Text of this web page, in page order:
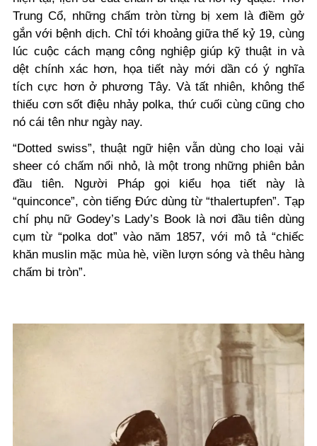
Trung Cổ, những chấm tròn từng bị xem là điềm gở
gắn với bệnh dịch. Chỉ tới khoảng giữa thế kỷ 19, cùng
lúc cuộc cách mạng công nghiệp giúp kỹ thuật in và
dệt chính xác hơn, họa tiết này mới dần có ý nghĩa
tích cực hơn ở phương Tây. Và tất nhiên, không thể
thiếu cơn sốt điệu nhảy polka, thứ cuối cùng cũng cho
nó cái tên như ngày nay.
“Dotted swiss”, thuật ngữ hiện vẫn dùng cho loại vải
sheer có chấm nổi nhỏ, là một trong những phiên bản
đầu tiên. Người Pháp gọi kiểu họa tiết này là
“quinconce”, còn tiếng Đức dùng từ “thalertupfen”. Tạp
chí phụ nữ Godey’s Lady’s Book là nơi đầu tiên dùng
cụm từ “polka dot” vào năm 1857, với mô tả “chiếc
khăn muslin mặc mùa hè, viền lượn sóng và thêu hàng
chấm bi tròn”.